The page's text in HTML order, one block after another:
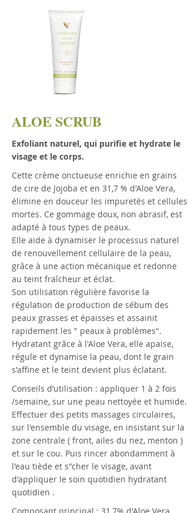
ALOE SCRUB
Exfoliant naturel, qui purifie et hydrate le
visage et le corps.
Cette crème onctueuse enrichie en grains
de cire de Jojoba et en 31,7 % d'Aloe Vera,
élimine en douceur les impuretés et cellules
mortes. Ce gommage doux, non abrasif, est
adapté à tous types de peaux.
Elle aide à dynamiser le processus naturel
de renouvellement cellulaire de la peau,
grâce à une action mécanique et redonne
au teint fraîcheur et éclat.
Son utilisation régulière favorise la
régulation de production de sébum des
peaux grasses et épaisses et assainit
rapidement les " peaux à problèmes".
Hydratant grâce à l'Aloe Vera, elle apaise,
régule et dynamise la peau, dont le grain
s'affine et le teint devient plus éclatant.
Conseils d’utilisation : appliquer 1 à 2 fois
/semaine, sur une peau nettoyée et humide.
Effectuer des petits massages circulaires,
sur l'ensemble du visage, en insistant sur la
zone centrale ( front, ailes du nez, menton )
et sur le cou. Puis rincer abondamment à
l'eau tiède et s"cher le visage, avant
d'appliquer le soin quotidien hydratant
quotidien .